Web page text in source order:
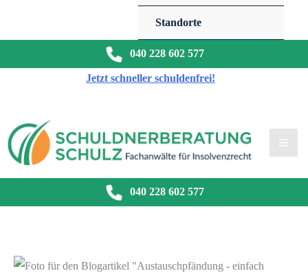
Standorte
040 228 602 577
Jetzt schneller schuldenfrei!
040 228 602 577